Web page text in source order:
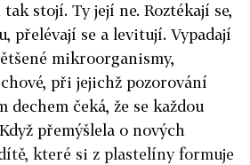
stojí. Ty její ne. Roztékají se,
přelévají se a levitují. Vypadají
mikroorganismy,
při jejichž pozorování
dechem čeká, že se každou
přemýšlela o nových
které si z plastelíny formuje